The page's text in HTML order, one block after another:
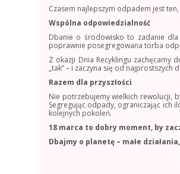
Czasem najlepszym odpadem jest
Wspólna odpowiedzialność
Dbanie o środowisko to zadanie dla
poprawnie posegregowana torba
Z okazji Dnia Recyklingu zachęcamy
„tak” – i zaczyna się od
Razem dla przyszłości
Nie potrzebujemy wielkich rewolucji,
Segregując odpady, ograniczając ich
kolejnych pokoleń.
18 marca to dobry moment, by
Dbajmy o planetę – małe